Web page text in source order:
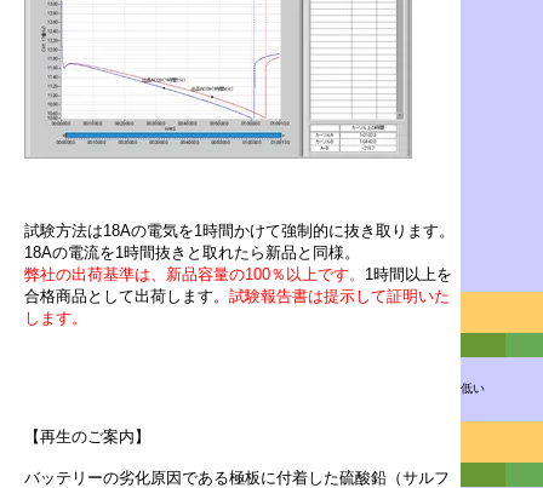
試験方法は18Aの電気を1時間かけて強制的に抜き取ります。
18Aの電流を1時間抜きと取れたら新品と同様。
弊社の出荷基準は、新品容量の100％以上です。 1時間以上を
合格商品として出荷します。 試験報告書は提示して証明いた
します。
【再生のご案内】
バッテリーの劣化原因である極板に付着した硫酸鉛（サルフ
低い